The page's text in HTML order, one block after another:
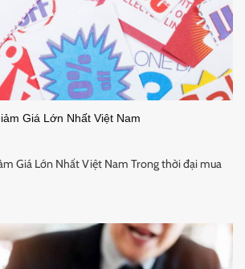
Giá Lớn Nhất Việt Nam
Giá Lớn Nhất Việt Nam Trong thời đại mua